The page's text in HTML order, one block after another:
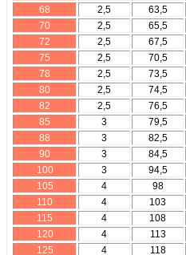
68
2,5 63,5
70
2,5 65,5
72
2,5 67,5
75
2,5 70,5
78
2,5 73,5
80
2,5 74,5
82
2,5 76,5
85
3 79,5
88
3 82,5
90
3 84,5
100
3 94,5
105
4 98
110
4 103
115
4 108
120
4 113
125
4 118